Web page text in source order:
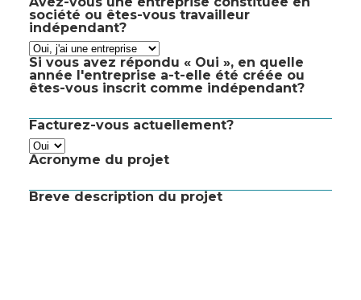
société ou êtes-vous travailleur
indépendant?
Si vous avez répondu « Oui », en quelle
année l'entreprise a-t-elle été créée ou
êtes-vous inscrit comme indépendant?
Facturez-vous actuellement?
Acronyme du projet
Breve description du projet